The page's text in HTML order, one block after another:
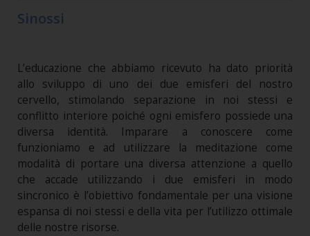
Sinossi
L’educazione che abbiamo ricevuto ha dato priorità
allo sviluppo di uno dei due emisferi del nostro
cervello, stimolando separazione in noi stessi e
conflitto interiore poiché ogni emisfero possiede una
diversa identità. Imparare a conoscere come
funzioniamo e ad utilizzare la meditazione come
modalità di portare una diversa attenzione a quello
che accade utilizzando i due emisferi in modo
sincronico è l’obiettivo fondamentale per una visione
espansa di noi stessi e della vita per l’utilizzo ottimale
delle nostre risorse.